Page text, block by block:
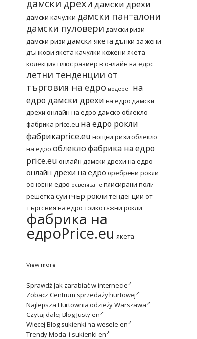
дамски дрехидамски дрехи
дамски качулки дамски панталони
дамски пуловери дамски ризи
дамски ризи дамски якета дънки за жени
дънкови якета качулки кожени якета
колекция плюс размер в онлайн на едро
летни тенденции от
търговия на едро модерен на
едро дамски дрехи на едро дамски
дрехи онлайн на едро дамско облекло
фабрика price.eu на едро рокли
фабрикаprice.eu нощни ризи облекло
на едро облекло фабрика на едро
price.eu онлайн дамски дрехи на едро
онлайн дрехи на едро оребрени рокли
основни едро осветяване плисирани поли
решетка суитчър рокли тенденции от
търговия на едро трикотажни рокли
фабрика на
едроPrice.eu якета
View more
SprawdźJak zarabiać w internecie
Zobacz Centrum sprzedaży hurtowej
Najlepsza Hurtownia odzieży Warszawa
Czytaj dalej Blog Justy en
Więcej Blog sukienki na wesele en
TrendyModa i sukienki en